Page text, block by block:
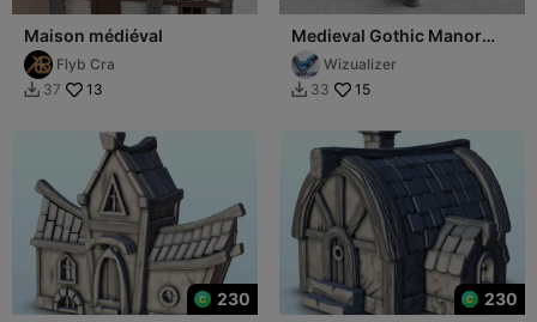
Maison médiéval
Flyb Cra
 37 13
Medieval Gothic Manor
Miniature – Fortified
BuildingWizualizer
 33 15
230 230